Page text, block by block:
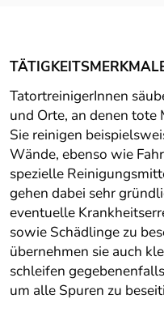
TatortreinigerInnen
und Orte, an denen
Sie reinigen
Wände, ebenso wie
spezielle
gehen dabei sehr
eventuelle
sowie Schädlinge zu
übernehmen sie auch
schleifen
um alle Spuren zu